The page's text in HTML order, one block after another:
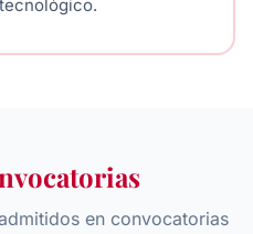
en convocatorias